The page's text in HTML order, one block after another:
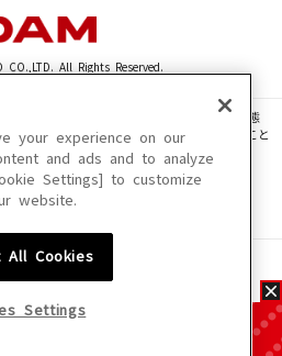
CO.,LTD. All Rights Reserved.
章・画像・写真・動画・音声等を、手段や形態
えて無断で複製、転載、ファイル化などすること
利用いただけない場合があります。
が変更になる場合があります。
your experience on our
and ads and to analyze
Settings] to customize
website.
All Cookies
Settings